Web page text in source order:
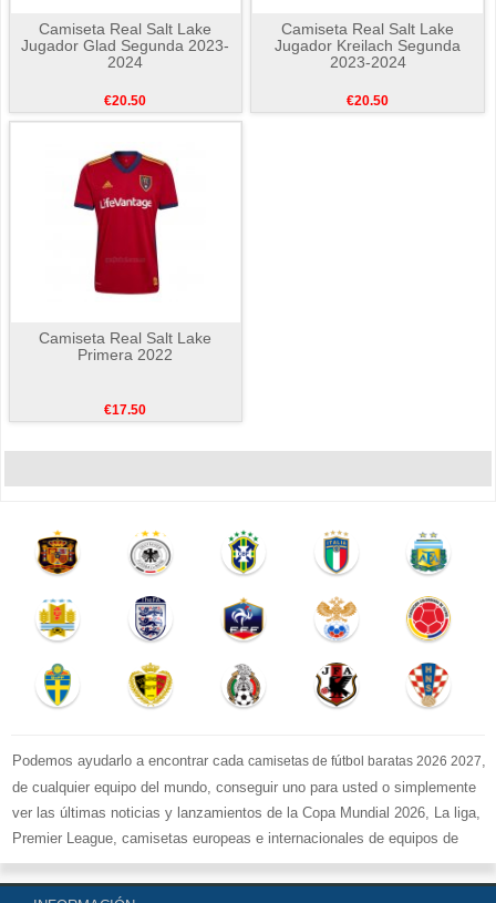
Camiseta Real Salt Lake
Jugador Glad Segunda 2023-
2024
€20.50
Camiseta Real Salt Lake
Jugador Kreilach Segunda
2023-2024
€20.50
Camiseta Real Salt Lake
Primera 2022
€17.50
Podemos ayudarlo a encontrar cada camisetas de fútbol baratas 2026 2027,
de cualquier equipo del mundo, conseguir uno para usted o simplemente
ver las últimas noticias y lanzamientos de la Copa Mundial 2026, La liga,
Premier League, camisetas europeas e internacionales de equipos de
fútbol y kits.
Comprecamisetas de fútbol baratas replicasen la tienda deportiva